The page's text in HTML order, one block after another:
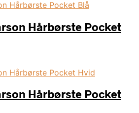
Hårbørste Pocket
Hårbørste Pocket